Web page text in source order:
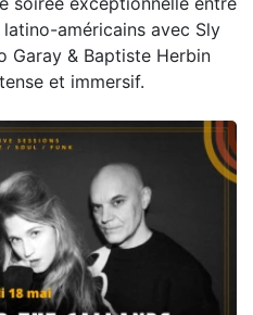
américains avec Sly
Garay & Baptiste Herbin
et immersif.